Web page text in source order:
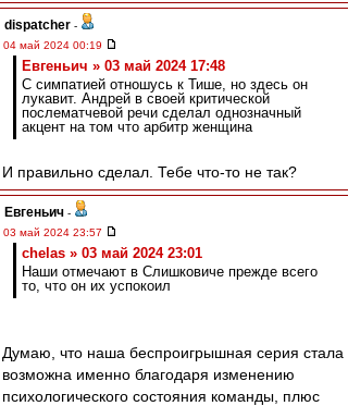
dispatcher -
04 май 2024 00:19
Евгеньич » 03 май 2024 17:48
С симпатией отношусь к Тише, но здесь он
лукавит. Андрей в своей критической
послематчевой речи сделал однозначный
акцент на том что арбитр женщина
И правильно сделал. Тебе что-то не так?
Евгеньич -
03 май 2024 23:57
chelas » 03 май 2024 23:01
Наши отмечают в Слишковиче прежде всего
то, что он их успокоил
Думаю, что наша беспроигрышная серия стала
возможна именно благодаря изменению
психологического состояния команды, плюс